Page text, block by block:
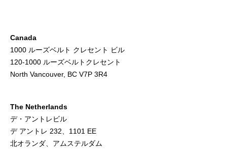
Canada
1000 ルーズベルト クレセント ビル
120-1000 ルーズベルトクレセント
North Vancouver, BC V7P 3R4
The Netherlands
デ・アントレビル
デ アントレ 232、1101 EE
北オランダ、アムステルダム